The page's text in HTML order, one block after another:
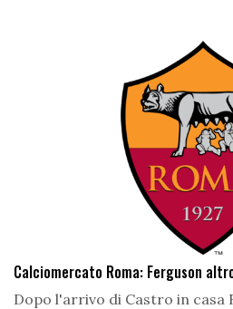
Calciomercato Roma: Ferguson
Dopo l'arrivo di Castro in casa